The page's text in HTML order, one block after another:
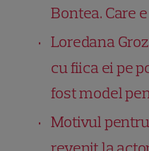
Bontea. Care
Loredana
cu fiica ei pe
fost model
Motivul